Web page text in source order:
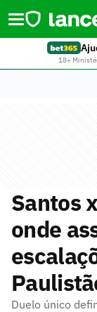
18+
Santos
onde
Duelo único